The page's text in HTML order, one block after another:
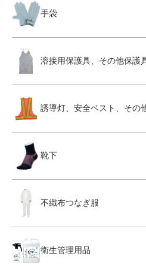
手袋
溶接用保護具、その他保護
誘導灯、安全ベスト、その
靴下
不織布つなぎ服
衛生管理用品